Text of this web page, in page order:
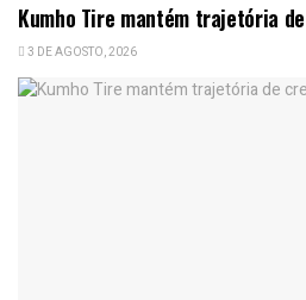
Kumho Tire mantém trajetória
3 DE AGOSTO, 2026